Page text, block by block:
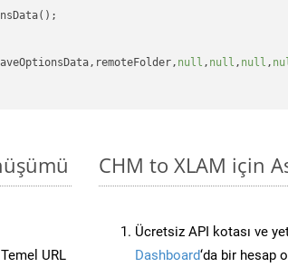
null , null , null ,
URL
CHM to XLAM için
Ücretsiz API kotası ve
Dashboard‘da bir hesap